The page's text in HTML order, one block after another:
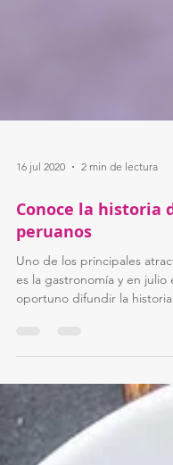
16 jul 2020 2 min de lectura
peruanos
Uno de los principales